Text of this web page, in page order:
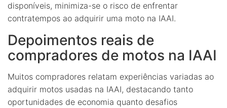
disponíveis, minimiza-se o risco de enfrentar
contratempos ao adquirir uma moto na IAAI.
Depoimentos reais de
compradores de motos na IAAI
Muitos compradores relatam experiências variadas ao
adquirir motos usadas na IAAI, destacando tanto
oportunidades de economia quanto desafios